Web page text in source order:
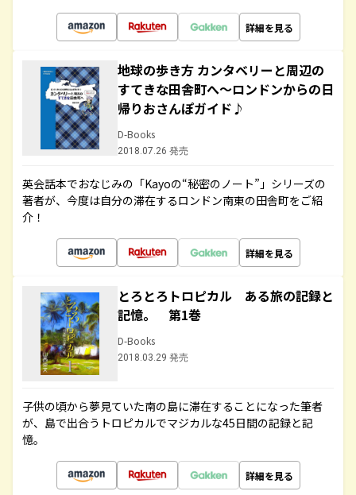
詳細を見る
地球の歩き方 カンタベリーと周辺の
すてきな田舎町へ～ロンドンからの日
帰りおさんぽガイド♪
D-Books
2018.07.26 発売
英会話本でおなじみの「Kayoの“秘密のノート”」シリーズの
著者が、今度は自分の滞在するロンドン南東の田舎町をご紹
介！
詳細を見る
とろとろトロピカル ある旅の記録と
記憶。 第1巻
D-Books
2018.03.29 発売
子供の頃から夢見ていた南の島に滞在することになった筆者
が、島で出合うトロピカルでマジカルな45日間の記録と記
憶。
詳細を見る